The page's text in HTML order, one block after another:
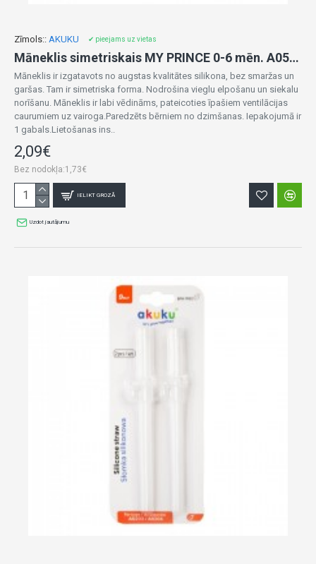
Zīmols:: AKUKU ✔ pieejams uz vietas
Māneklis simetriskais MY PRINCE 0-6 mēn. A0586 blue
Māneklis ir izgatavots no augstas kvalitātes silikona, bez smaržas un
garšas. Tam ir simetriska forma. Nodrošina vieglu elpošanu un siekalu
norīšanu. Māneklis ir labi vēdināms, pateicoties īpašiem ventilācijas
caurumiem uz vairoga.Paredzēts bērniem no dzimšanas. Iepakojumā ir
1 gabals.Lietošanas ins..
2,09€
Bez nodokļa:1,73€
IELIKT GROZĀ
Uzdot jautājumu